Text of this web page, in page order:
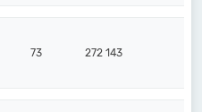
73 272 143